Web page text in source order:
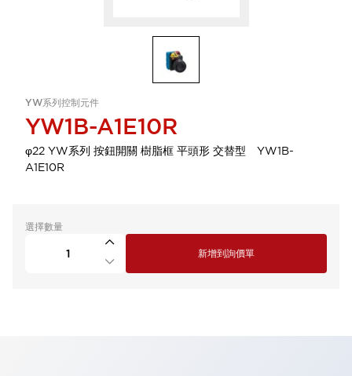
YW系列控制元件
YW1B-A1E10R
φ22 YW系列 按鈕開關 樹脂框 平頭形 交替型 YW1B-
A1E10R
選擇數量
新增到詢價單